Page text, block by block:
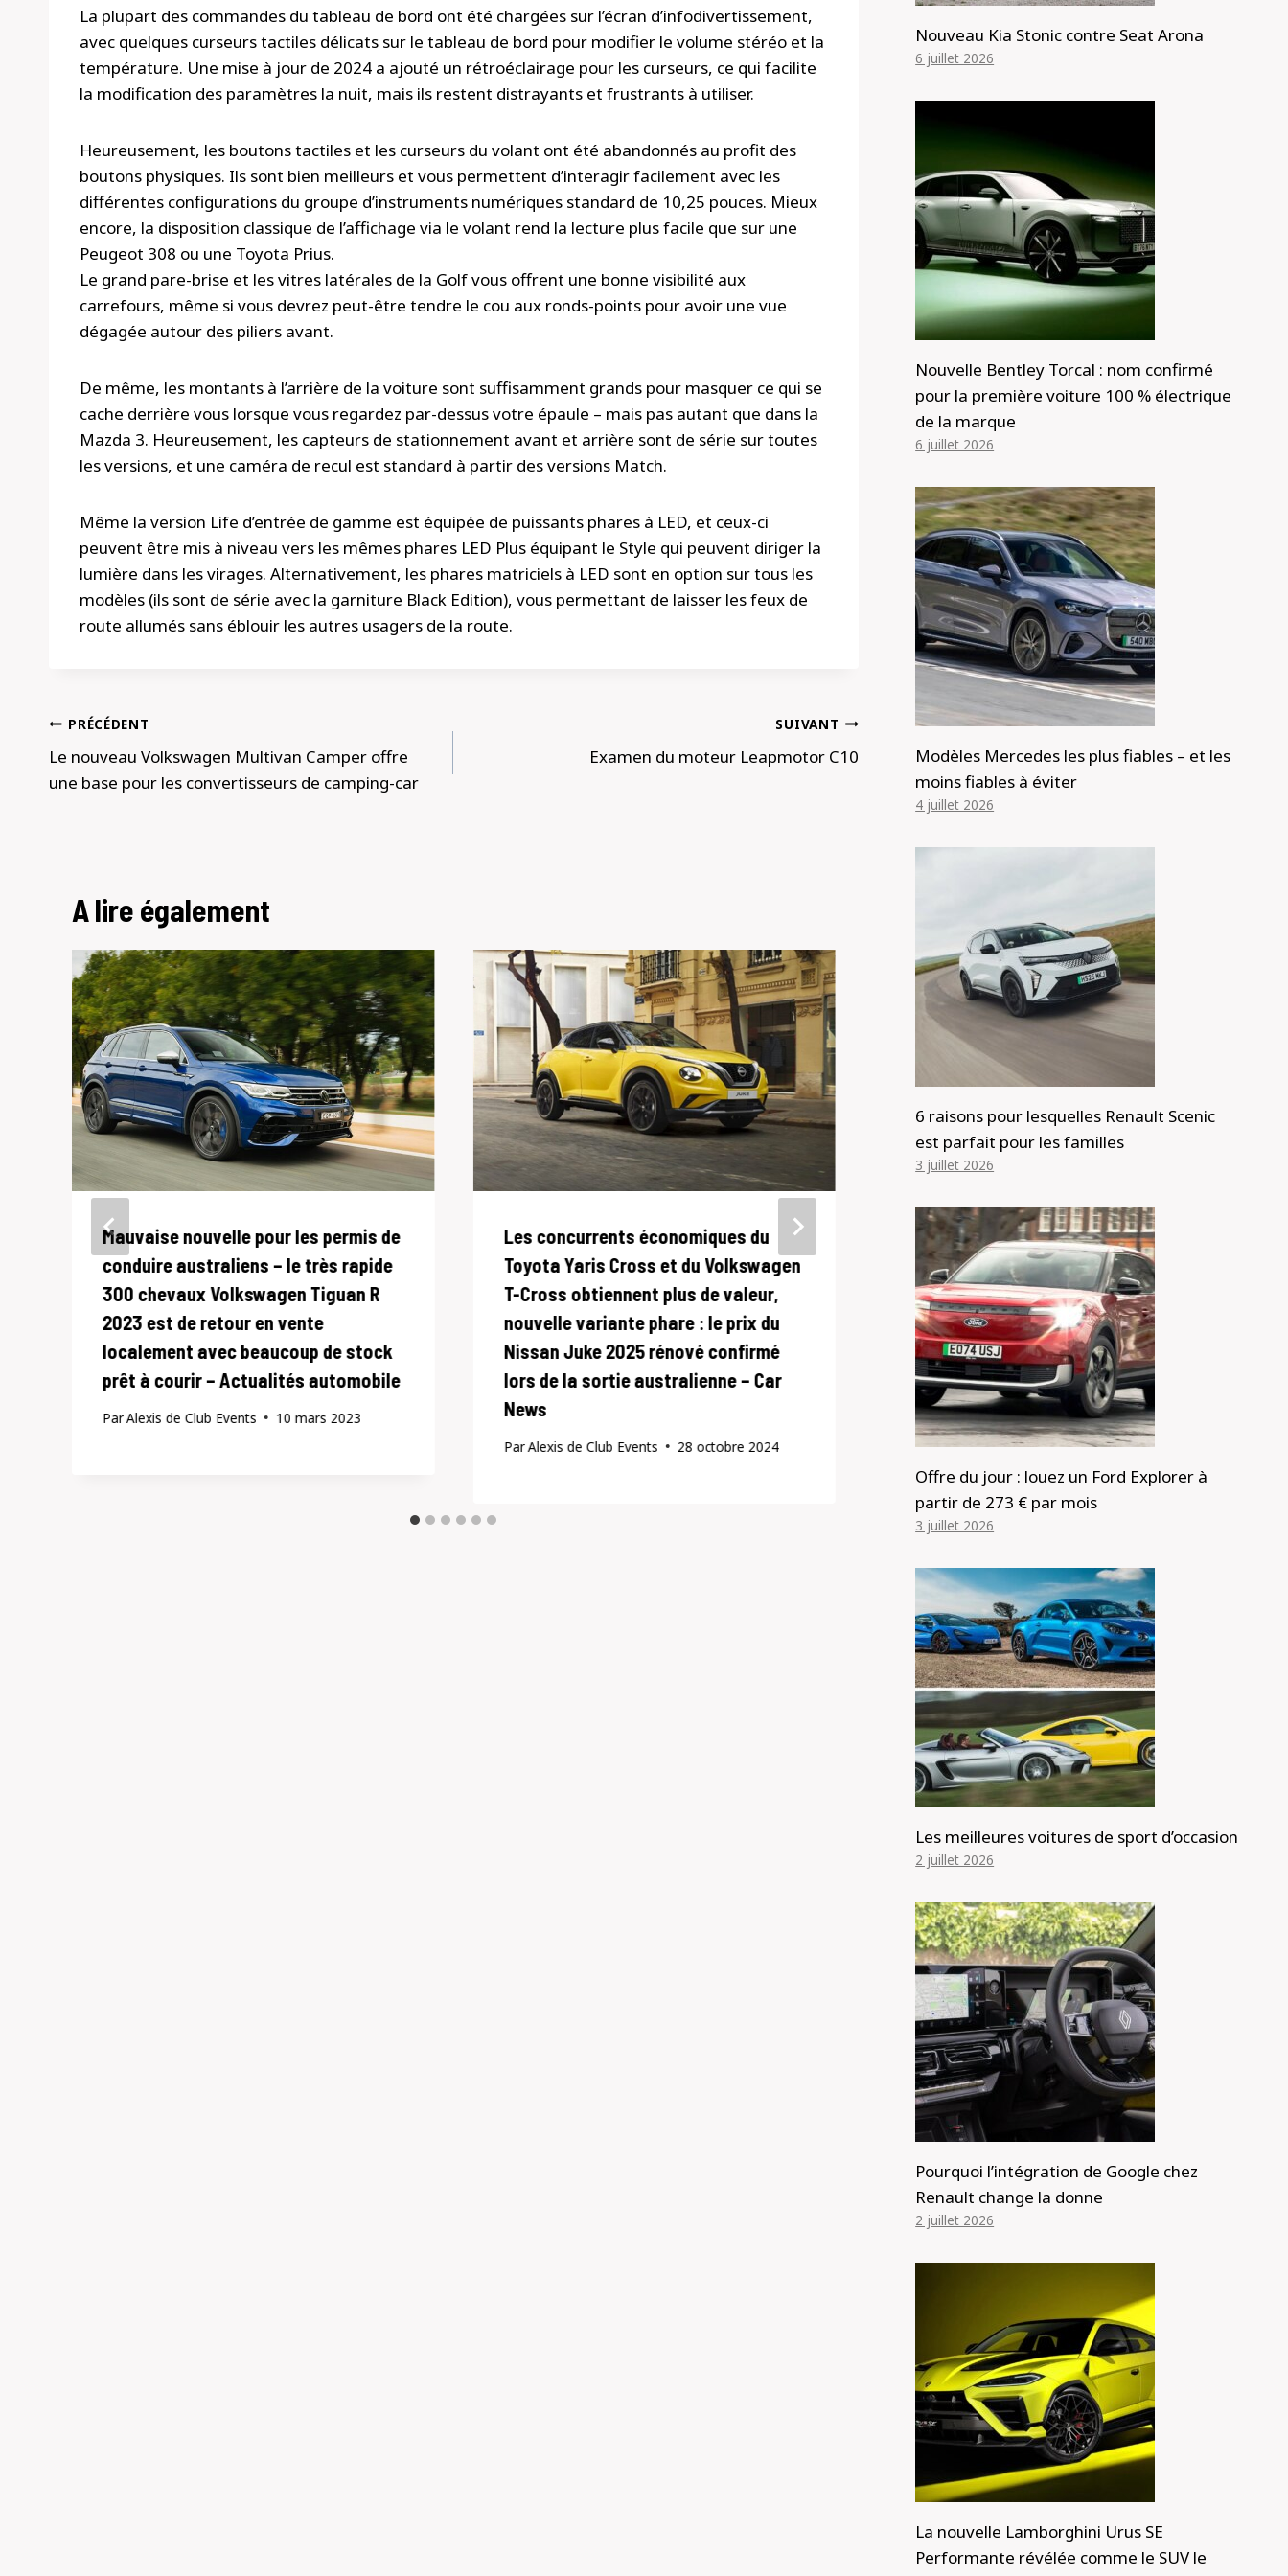
La plupart des commandes du tableau de bord ont été chargées sur l’écran d’infodivertissement,
avec quelques curseurs tactiles délicats sur le tableau de bord pour modifier le volume stéréo et la
température. Une mise à jour de 2024 a ajouté un rétroéclairage pour les curseurs, ce qui facilite
la modification des paramètres la nuit, mais ils restent distrayants et frustrants à utiliser.
Heureusement, les boutons tactiles et les curseurs du volant ont été abandonnés au profit des
boutons physiques. Ils sont bien meilleurs et vous permettent d’interagir facilement avec les
différentes configurations du groupe d’instruments numériques standard de 10,25 pouces. Mieux
encore, la disposition classique de l’affichage via le volant rend la lecture plus facile que sur une
Peugeot 308 ou une Toyota Prius.
Le grand pare-brise et les vitres latérales de la Golf vous offrent une bonne visibilité aux
carrefours, même si vous devrez peut-être tendre le cou aux ronds-points pour avoir une vue
dégagée autour des piliers avant.
De même, les montants à l’arrière de la voiture sont suffisamment grands pour masquer ce qui se
cache derrière vous lorsque vous regardez par-dessus votre épaule – mais pas autant que dans la
Mazda 3. Heureusement, les capteurs de stationnement avant et arrière sont de série sur toutes
les versions, et une caméra de recul est standard à partir des versions Match.
Même la version Life d’entrée de gamme est équipée de puissants phares à LED, et ceux-ci
peuvent être mis à niveau vers les mêmes phares LED Plus équipant le Style qui peuvent diriger la
lumière dans les virages. Alternativement, les phares matriciels à LED sont en option sur tous les
modèles (ils sont de série avec la garniture Black Edition), vous permettant de laisser les feux de
route allumés sans éblouir les autres usagers de la route.
Navigation
de
l’article
PRÉCÉDENT
Le nouveau Volkswagen Multivan Camper offre
une base pour les convertisseurs de camping-car
SUIVANT
Examen du moteur Leapmotor C10
A lire également
Mauvaise nouvelle pour les permis de
conduire australiens – le très rapide
300 chevaux Volkswagen Tiguan R
2023 est de retour en vente
localement avec beaucoup de stock
prêt à courir – Actualités automobile
ParAlexis de Club Events 10 mars 2023
Les concurrents économiques du
Toyota Yaris Cross et du Volkswagen
T-Cross obtiennent plus de valeur,
nouvelle variante phare : le prix du
Nissan Juke 2025 rénové confirmé
lors de la sortie australienne – Car
News
ParAlexis de Club Events 28 octobre 2024
Ineos Grenadier Revue commerciale
ParAlexis de Club Events 6 février 2026
Nouveau Kia Stonic contre Seat Arona
6 juillet 2026
Nouvelle Bentley Torcal : nom confirmé
pour la première voiture 100 % électrique
de la marque
6 juillet 2026
Modèles Mercedes les plus fiables – et les
moins fiables à éviter
4 juillet 2026
6 raisons pour lesquelles Renault Scenic
est parfait pour les familles
3 juillet 2026
Offre du jour : louez un Ford Explorer à
partir de 273 € par mois
3 juillet 2026
Les meilleures voitures de sport d’occasion
2 juillet 2026
Pourquoi l’intégration de Google chez
Renault change la donne
2 juillet 2026
La nouvelle Lamborghini Urus SE
Performante révélée comme le SUV le